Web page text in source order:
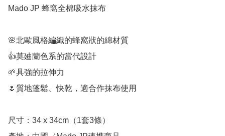
Mado JP 蜂窩全棉吸水抹布
🌸北歐風格編織的蜂窩狀的綿材質
👍莫廸蘭色系的當代設計
🌱具強的拉伸力
🌷質地蓬鬆、快乾，適合作抹布使用
尺寸：34 x 34cm（1套3條）